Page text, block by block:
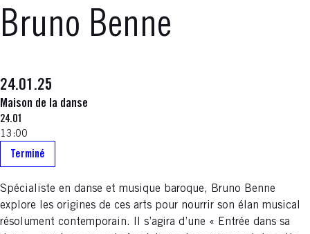
Bruno Benne
24.01.25
Maison de la danse
24.01
13:00
Terminé
Spécialiste en danse et musique baroque, Bruno Benne
explore les origines de ces arts pour nourrir son élan musical
résolument contemporain. Il s’agira d’une « Entrée dans sa